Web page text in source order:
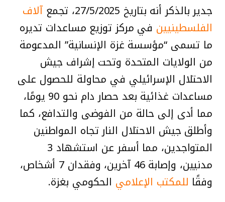
جدير بالذكر أنه بتاريخ 27/5/2025، تجمع
آلاف
الفلسطينيين في مركز توزيع مساعدات تديره
ما تسمى “مؤسسة غزة الإنسانية” المدعومة
من الولايات المتحدة وتحت إشراف جيش
الاحتلال الإسرائيلي في محاولة للحصول على
مساعدات غذائية بعد حصار دام نحو 90 يومًا،
مما أدى إلى حالة من الفوضى والتدافع، كما
وأطلق جيش الاحتلال النار تجاه المواطنين
المتواجدين، مما أسفر عن استشهاد 3
مدنيين، وإصابة 46 آخرين، وفقدان 7 أشخاص،
وفقًا للمكتب الإعلامي الحكومي بغزة.